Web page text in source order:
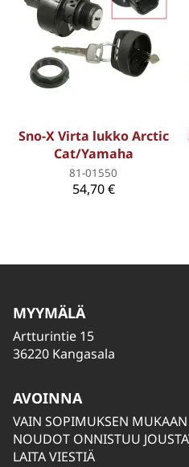
Sno-X Virta lukko Arctic
Cat/Yamaha
81-01550
54,70 €
MYYMÄLÄ
Artturintie 15
36220 Kangasala
AVOINNA
VAIN SOPIMUKSEN MUKAAN
NOUDOT ONNISTUU
LAITA VIESTIÄ